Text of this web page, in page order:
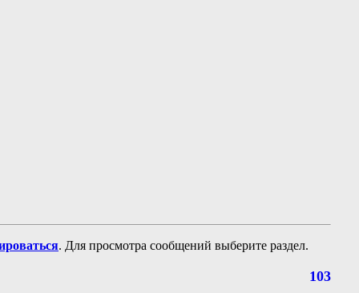
. Для просмотра сообщений выберите раздел.
103